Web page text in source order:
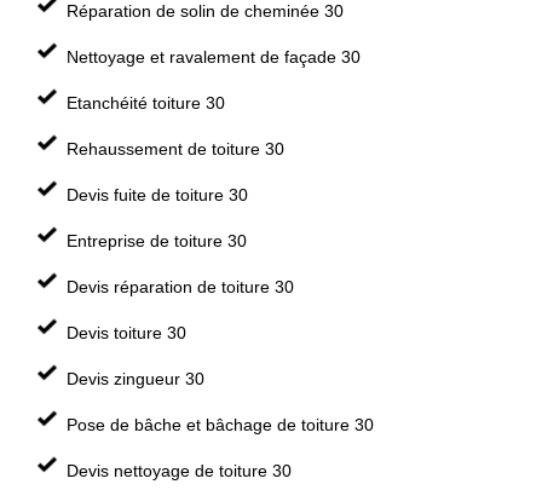
Réparation de solin de cheminée 30
Nettoyage et ravalement de façade 30
Etanchéité toiture 30
Rehaussement de toiture 30
Devis fuite de toiture 30
Entreprise de toiture 30
Devis réparation de toiture 30
Devis toiture 30
Devis zingueur 30
Pose de bâche et bâchage de toiture 30
Devis nettoyage de toiture 30